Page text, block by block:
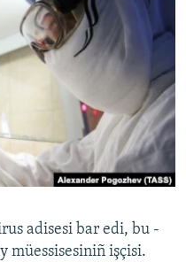
adisesi bar edi, bu -
müessisesiniñ işçisi.